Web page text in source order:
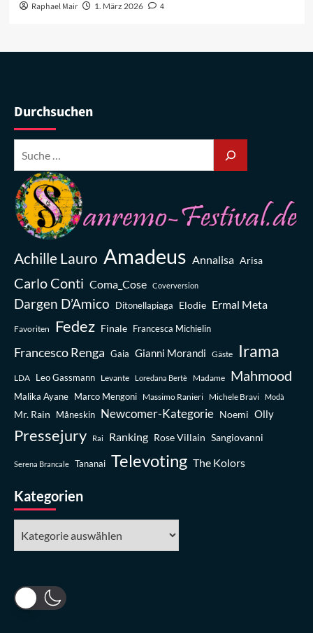
Raphael Mair 1. März 2026 4
Durchsuchen
Achille Lauro Amadeus Annalisa Arisa
Carlo Conti Coma_Cose Coverversion
Dargen D’Amico Ditonellapiaga Elodie Ermal Meta
Favoriten Fedez Finale Francesca Michielin
Francesco Renga Gaia Gianni Morandi Gäste Irama
LDA Leo Gassmann Levante Loredana Bertè Madame Mahmood
Malika Ayane Marco Mengoni Massimo Ranieri Michele Bravi Modà
Mr. Rain Måneskin Newcomer-Kategorie Noemi Olly
Pressejury Rai Ranking Rose Villain Sangiovanni
Serena Brancale Tananai Televoting The Kolors
Kategorien